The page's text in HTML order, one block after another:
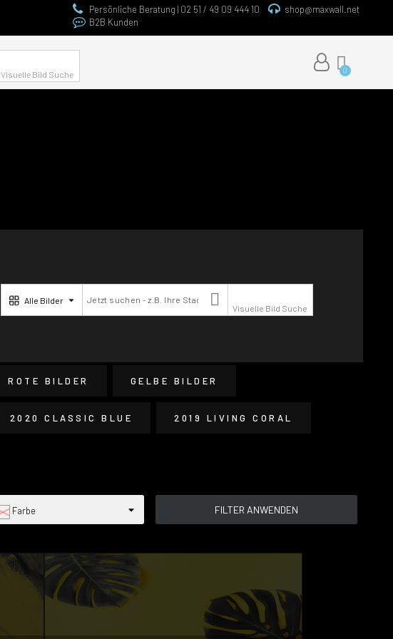
Persönliche Beratung | 02 51 / 49 09 444 10
shop@maxwall.net
B2B Kunden
Visuelle Bild Suche
Visuelle Bild Suche

Alle Bilder
ROTE BILDER GELBE BILDER
2020 CLASSIC BLUE 2019 LIVING CORAL
Farbe